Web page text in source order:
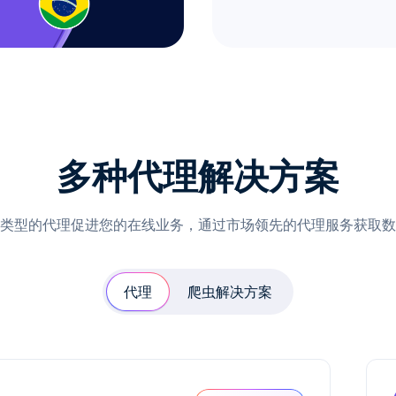
多种代理解决方案
型的代理促进您的在线业务，通过市场领先的代理服务获取
代理 爬虫解决方案